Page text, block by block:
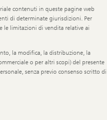
contenuti in queste pagine web
di determinate giurisdizioni. Per
le limitazioni di vendita relative ai
la modifica, la distribuzione, la
o per altri scopi) del presente
senza previo consenso scritto di